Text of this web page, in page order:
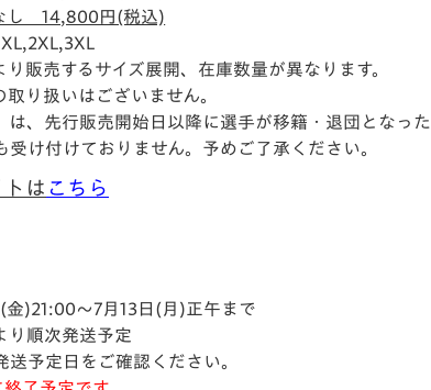
し 14,800円(税込)
販売するサイズ展開、在庫数量が異なります。
り扱いはございません。
、先行販売開始日以降に選手が移籍・退団となっ
受け付けておりません。予めご了承ください。
は こちら
)21:00～7月13日(月)正午まで
り順次発送予定
予定日をご確認ください。